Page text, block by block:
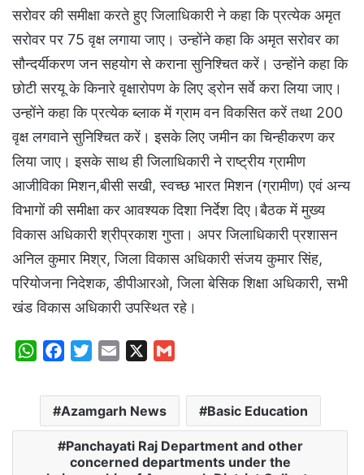
सरोवर की समीक्षा करते हुए जिलाधिकारी ने कहा कि प्रत्येक अमृत
सरोवर पर 75 वृक्ष लगाया जाए। उन्होंने कहा कि अमृत सरोवर का
सौन्दर्यीकरण जन सहयोग से कराना सुनिश्चित करें। उन्होंने कहा कि
छोटी सरयू के किनारे वृक्षारोपण के लिए ड्रोन सर्वे करा लिया जाए।
उन्होंने कहा कि प्रत्येक ब्लाक में ग्राम वन विकसित करें तथा 200
वृक्ष लगवाने सुनिश्चित करें। इसके लिए जमीन का चिन्हीकरण कर
लिया जाए। इसके साथ ही जिलाधिकारी ने राष्ट्रीय ग्रामीण
आजीविका मिशन,बीसी सखी, स्वच्छ भारत मिशन (ग्रामीण) एवं अन्य
विभागों की समीक्षा कर आवश्यक दिशा निर्देश दिए।बैठक में मुख्य
विकास अधिकारी श्रीप्रकाश गुप्ता। अपर जिलाधिकारी प्रशासन
अनिल कुमार मिश्र, जिला विकास अधिकारी संजय कुमार सिंह,
परियोजना निदेशक, डीपीआरओ, जिला बेसिक शिक्षा अधिकारी, सभी
खंड विकास अधिकारी उपस्थित रहे।
W
a
s
c
e
b
o
i
t
t
e
a
i
l
a
l
Azamgarh News Basic Education
Panchayati Raj Department and other
concerned departments under the